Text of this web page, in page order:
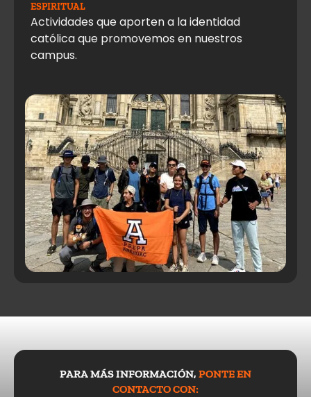
ESPIRITUAL
Actividades que aporten a la identidad
católica que promovemos en nuestros
campus.
PARA MÁS INFORMACIÓN, PONTE EN
CONTACTO CON: